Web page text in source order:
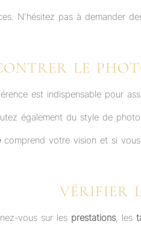
N’hésitez pas à demander
LE
est indispensable pour
également du style de
comprend votre vision et si vous
VÉRIFIER
vous sur les prestations, les